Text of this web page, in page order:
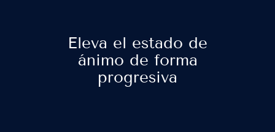
Eleva el estado de
ánimo de forma
progresiva